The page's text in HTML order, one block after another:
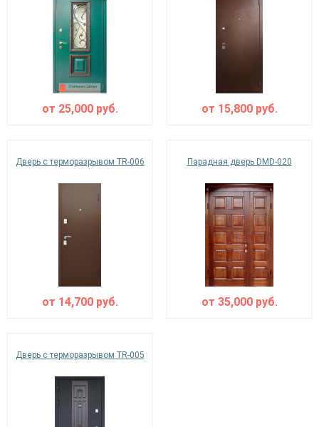
от 25,000руб. от 15,800руб.
Дверь с терморазрывом TR-006
от 14,700руб.
Парадная дверь DMD-020
от 35,000руб.
Дверь с терморазрывом TR-005